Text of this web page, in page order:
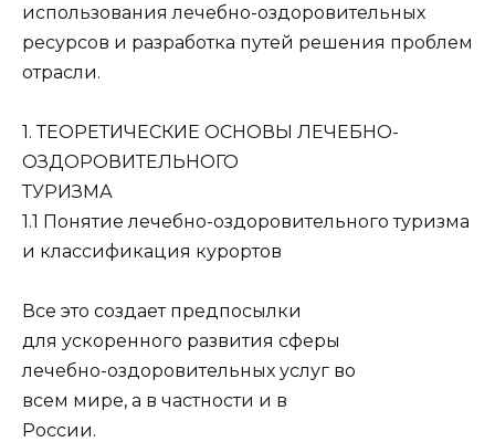
использования лечебно-оздоровительных
ресурсов и разработка путей решения проблем
отрасли.
1. ТЕОРЕТИЧЕСКИЕ ОСНОВЫ ЛЕЧЕБНО-
ОЗДОРОВИТЕЛЬНОГО
ТУРИЗМА
1.1 Понятие лечебно-оздоровительного туризма
и классификация курортов
Все это создает предпосылки
для ускоренного развития сферы
лечебно-оздоровительных услуг во
всем мире, а в частности и в
России.